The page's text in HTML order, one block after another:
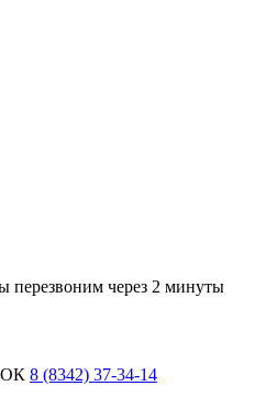
перезвоним через 2 минуты
8 (8342) 37-34-14